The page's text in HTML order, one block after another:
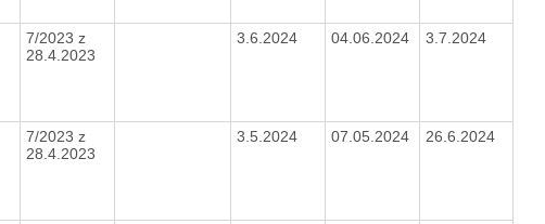
7/2023 z
28.4.2023
3.6.2024 04.06.2024 3.7.2024
7/2023 z
28.4.2023
3.5.2024 07.05.2024 26.6.2024